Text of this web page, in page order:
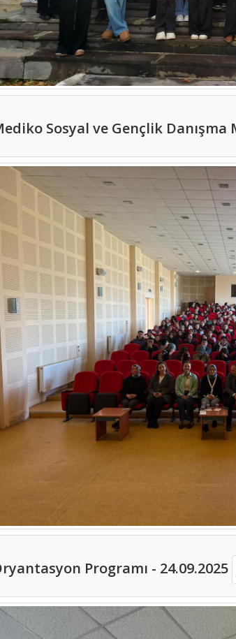
Sosyal ve Gençlik Danışma
Programı - 24.09.2025